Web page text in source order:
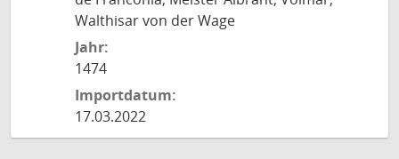
Walthisar von der Wage
Jahr:
1474
Importdatum:
17.03.2022